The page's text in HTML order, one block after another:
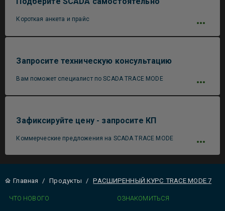
Короткая анкета и прайс
Запросите техническую консультацию
Вам поможет специалист по SCADA TRACE MODE
Зафиксируйте цену - запросите КП
Коммерческие предложения на SCADA TRACE MODE
Главная / Продукты / РАСШИРЕННЫЙ КУРС TRACE MODE 7
ЧТО НОВОГО ОЗНАКОМИТЬСЯ